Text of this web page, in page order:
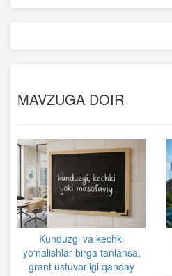
MAVZUGA DOIR
Kunduzgi va kechki
yo‘nalishlar birga tanlansa,
grant ustuvorligi qanday